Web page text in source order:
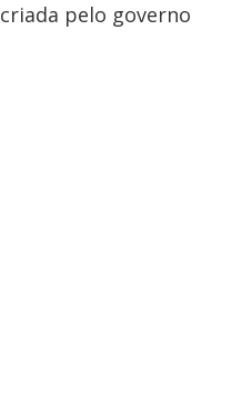
criada pelo governo